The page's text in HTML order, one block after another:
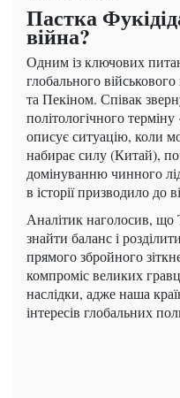
Пастка
війна?
Одним із ключових
глобального
та Пекіном. Співак
політологічного
описує ситуацію, коли
набирає силу (Китай),
домінуванню чинного
в історії призводило до
Аналітик наголосив, що
знайти баланс і
прямого збройного
компроміс великих
наслідки, адже наша
інтересів глобальних